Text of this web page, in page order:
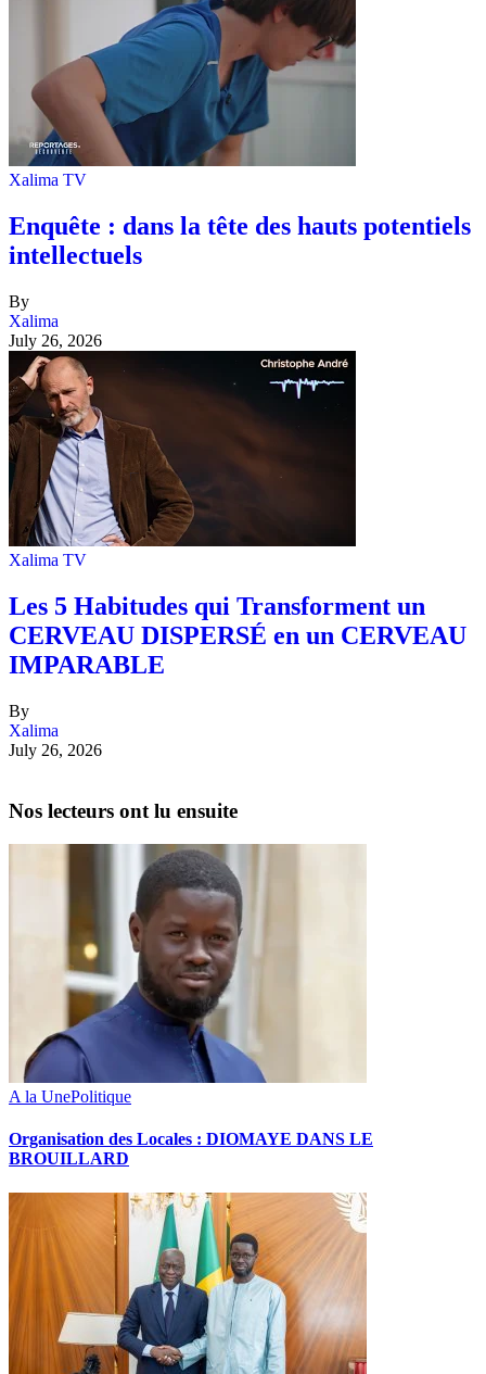
Xalima TV
Enquête : dans la tête des hauts potentiels
intellectuels
By
Xalima
July 26, 2026
Xalima TV
Les 5 Habitudes qui Transforment un
CERVEAU DISPERSÉ en un CERVEAU
IMPARABLE
By
Xalima
July 26, 2026
Nos lecteurs ont lu ensuite
A la UnePolitique
Organisation des Locales : DIOMAYE DANS LE
BROUILLARD